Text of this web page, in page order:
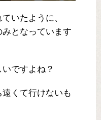
いたように、
となっています
ですよね？
遠くて行けないも